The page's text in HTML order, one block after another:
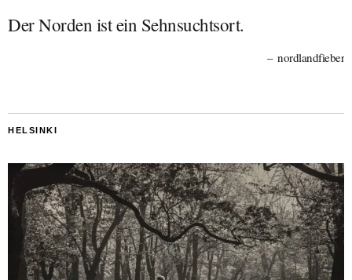
Der Norden ist ein Sehnsuchtsort.
nordlandfieber
HELSINKI